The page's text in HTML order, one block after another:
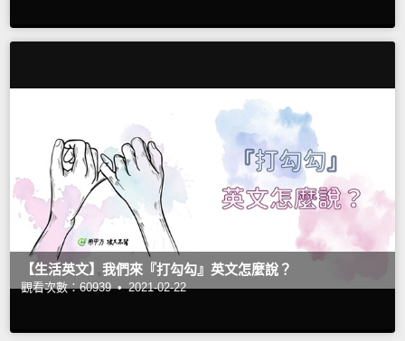
【生活英文】我們來『打勾勾』英文怎麼說？
觀看次數：60939 • 2021-02-22